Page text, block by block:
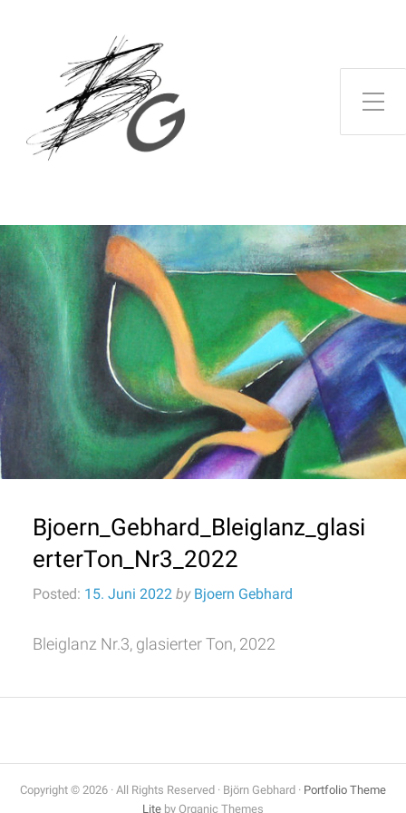
Bjoern_Gebhard_Bleiglanz_glasi
erterTon_Nr3_2022
Posted: 15. Juni 2022 by Bjoern Gebhard
Bleiglanz Nr.3, glasierter Ton, 2022
Copyright © 2026 · All Rights Reserved · Björn Gebhard · Portfolio Theme
Lite by Organic Themes